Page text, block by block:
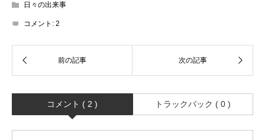
日々の出来事
コメント: 2
コメント ( 2 ) トラックバック ( 0 )